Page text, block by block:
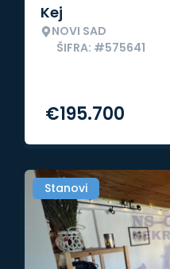
Kej
NOVI SAD
ŠIFRA: #575641
€195.700
Stanovi